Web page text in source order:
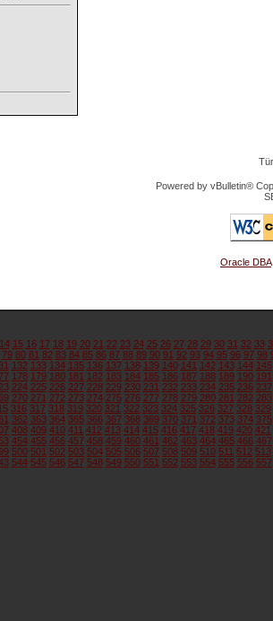
Powered by vBulletin®
Oracle DBA
14 15 16 17 18 19 20 21 22 23 24 25 26 27 28 29 30 31 32 33
79 80 81 82 83 84 85 86 87 88 89 90 91 92 93 94 95 96 97 98
132 133 134 135 136 137 138 139 140 141 142 143 144 145
178 179 180 181 182 183 184 185 186 187 188 189 190 191
224 225 226 227 228 229 230 231 232 233 234 235 236 237
270 271 272 273 274 275 276 277 278 279 280 281 282 283
316 317 318 319 320 321 322 323 324 325 326 327 328 329
362 363 364 365 366 367 368 369 370 371 372 373 374 375
408 409 410 411 412 413 414 415 416 417 418 419 420 421
454 455 456 457 458 459 460 461 462 463 464 465 466 467
500 501 502 503 504 505 506 507 508 509 510 511 512 513
544 545 546 547 548 549 550 551 552 553 554 555 556 557